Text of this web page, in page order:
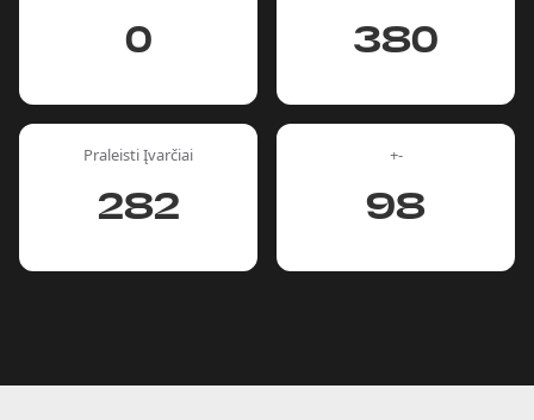
0 380
Praleisti Įvarčiai
282
+-
98